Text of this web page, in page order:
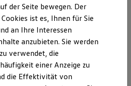
und Sicherheitssysteme
und Ölverdünnung
Betriebsflüssigkeiten
und Lifestyle Produkte
Business
Fahrzeugtypen.
und Zubehör (Anbauteile, Reifenformat
Fahrzeugparameter, wie
verändern und neben
sowie dem
den Kraftstoffverbrauch, den
Emissionen und die
Fahrzeugs beeinflussen.
der Seite bewegen. Der
ist es, Ihnen für Sie
an Ihre Interessen
anzubieten. Sie werden
verwendet, die
einer Anzeige zu
die Effektivität von